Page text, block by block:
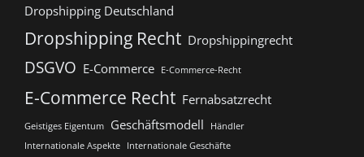
Dropshipping Deutschland
Dropshipping Recht Dropshippingrecht
DSGVO E-Commerce E-Commerce-Recht
E-Commerce Recht Fernabsatzrecht
Geistiges Eigentum Geschäftsmodell
Händler
Internationale Aspekte
Internationale Geschäfte